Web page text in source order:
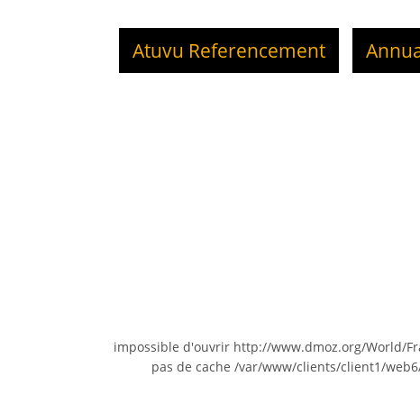
Atuvu Referencement
impossible d'ouvrir http://www.dmoz.org/World/
pas de cache /var/www/clients/client1/